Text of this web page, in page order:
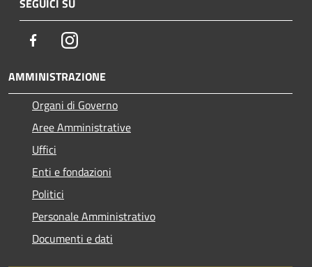
FacebookInstagram
AMMINISTRAZIONE
Organi di Governo
Aree Amministrative
Uffici
Enti e fondazioni
Politici
Personale Amministrativo
Documenti e dati